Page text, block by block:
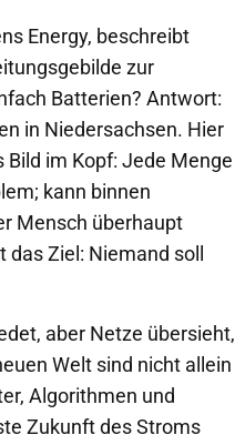
Energy, beschreibt
zur
Batterien? Antwort:
in Niedersachsen. Hier
Bild im Kopf: Jede Menge
kann binnen
Mensch überhaupt
Ziel: Niemand soll
aber Netze übersieht,
Welt sind nicht allein
Algorithmen und
Zukunft des Stroms